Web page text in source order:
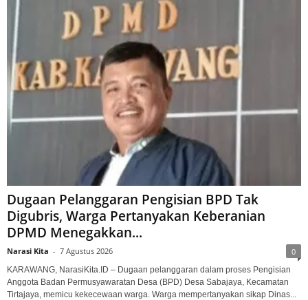
Dugaan Pelanggaran Pengisian BPD Tak
Digubris, Warga Pertanyakan Keberanian
DPMD Menegakkan...
Narasi Kita - 7 Agustus 2026 0
KARAWANG, NarasiKita.ID – Dugaan pelanggaran dalam proses Pengisian
Anggota Badan Permusyawaratan Desa (BPD) Desa Sabajaya, Kecamatan
Tirtajaya, memicu kekecewaan warga. Warga mempertanyakan sikap Dinas...